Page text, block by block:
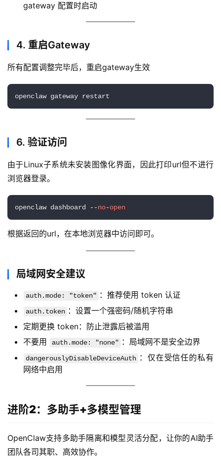
gateway 配置时启动
4. 重启Gateway
所有配置调整完毕后，重启gateway生效
openclaw gateway restart
6. 验证访问
由于Linux子系统未安装图像化界面，因此打印url但不进行
浏览器登录。
openclaw dashboard --no-open
根据返回的url，在本地浏览器中访问即可。
局域网安全建议
auth.mode: "token" ：推荐使用 token 认证
auth.token ：设置一个强密码/随机字符串
定期更换 token：防止泄露后被滥用
不要用
auth.mode: "none" ：局域网不是安全边界
dangerouslyDisableDeviceAuth ：仅在受信任的私有
网络中启用
进阶2：多助手+多模型管理
OpenClaw支持多助手隔离和模型灵活分配，让你的AI助手
团队各司其职、高效协作。